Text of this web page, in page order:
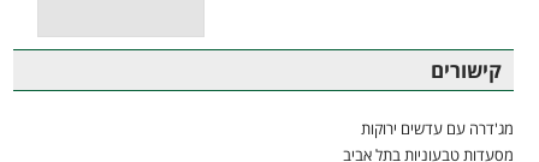
קישורים
מג'דרה עם עדשים ירוקות
מסעדות טבעוניות בתל אביב